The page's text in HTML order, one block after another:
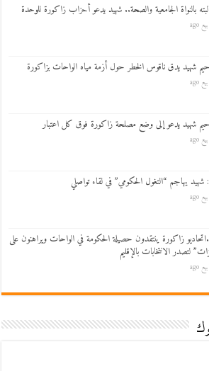
بالنواة الجامعية والصحة.. شهيد يدعو أحزاب زاكورة للوحدة
شهيد يدق ناقوس الخطر حول أزمة مياه الواحات بزاكورة
شهيد يدعو إلى وضع مصلحة زاكورة فوق كل اعتبار
يهاجم “التغول الحكومي” في لقاء تواصلي
زاكورة ينتقدون حصيلة الحكومة في الواحات ويراهنون على
لتصدر الانتخابات بالإقليم